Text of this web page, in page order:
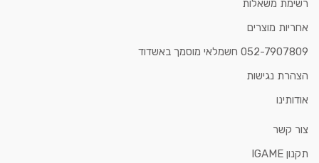
רשימת משאלות
אחריות מוצרים
052-7907809 חשמלאי מוסמך באשדוד
הצהרת נגישות
אודותינו
צור קשר
תקנון IGAME